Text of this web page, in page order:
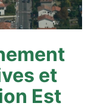
et
Est